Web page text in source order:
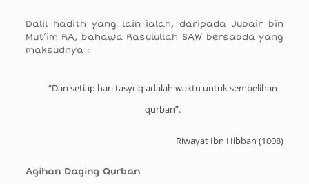
Dalil hadith yang lain ialah, daripada Jubair bin
Mut’im RA, bahawa Rasulullah SAW bersabda yang
maksudnya :
“Dan setiap hari tasyriq adalah waktu untuk sembelihan
qurban”.
Riwayat Ibn Hibban (1008)
Agihan Daging Qurban